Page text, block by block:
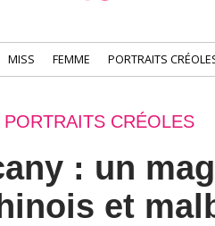
MISS FEMME PORTRAITS
PORTRAITS CRÉOLES
: un
et